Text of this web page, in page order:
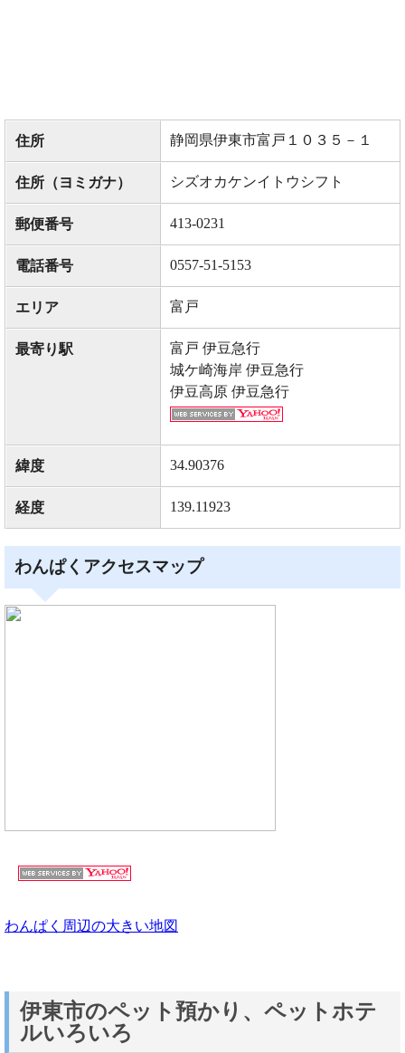
住所 静岡県伊東市富戸１０３５－１
住所（ヨミガナ） シズオカケンイトウシフト
郵便番号 413-0231
電話番号 0557-51-5153
エリア 富戸
最寄り駅
富戸 伊豆急行
城ケ崎海岸 伊豆急行
伊豆高原 伊豆急行
緯度 34.90376
経度 139.11923
わんぱくアクセスマップ
わんぱく周辺の大きい地図
伊東市のペット預かり、ペットホテ
ルいろいろ